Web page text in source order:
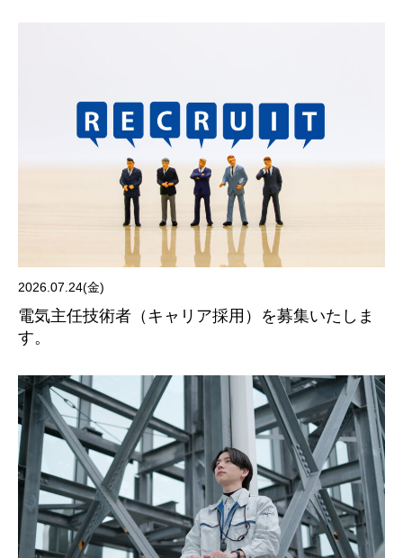
2026.07.24(金)
電気主任技術者（キャリア採用）を募集いたしま
す。